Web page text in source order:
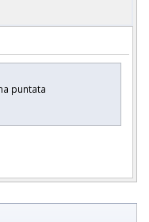
puntata